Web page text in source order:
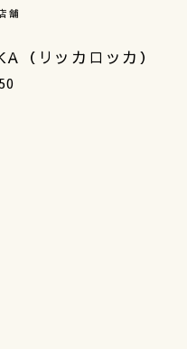
舗
（リッカロッカ）